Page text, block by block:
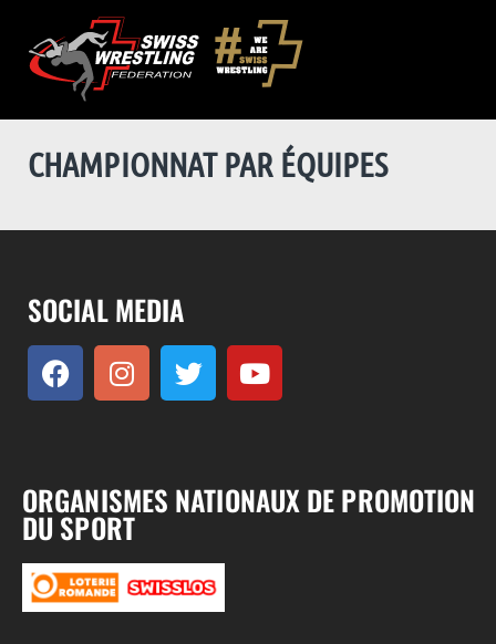
CHAMPIONNAT PAR ÉQUIPES
SOCIAL MEDIA
ORGANISMES NATIONAUX DE PROMOTION
DU SPORT